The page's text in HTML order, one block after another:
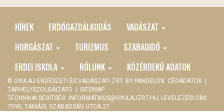
MAIN
MENU
HÍREK ERDŐGAZDÁLKODÁS
VADÁSZAT
HORGÁSZAT
TURIZMUS
SZABADIDŐ
ERDEI ISKOLA
RÓLUNK KÖZÉRDEKŰ ADATOK
© GYULAJ ERDÉSZETI ÉS VADÁSZATI ZRT. BY PANDELON CÉGADATOK
TÁRHELYSZOLGÁLTATÓ
SITEMAP
TECHNIKAI SEGÍTSÉG:
INFORMATIKUS@GYULAJZRT.HU, LEVELEZÉSI CÍM:
7090, TAMÁSI, SZABADSÁG UTCA 27